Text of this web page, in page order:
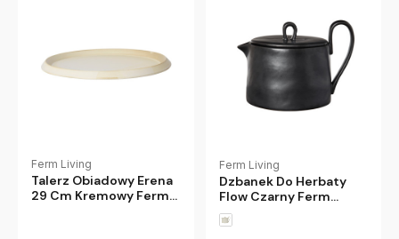
Ferm Living
Talerz Obiadowy Erena
29 Cm Kremowy Ferm
Ferm Living
Dzbanek Do Herbaty
Flow Czarny Ferm
Living